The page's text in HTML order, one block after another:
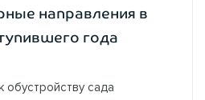
направления в
года
обустройству сада